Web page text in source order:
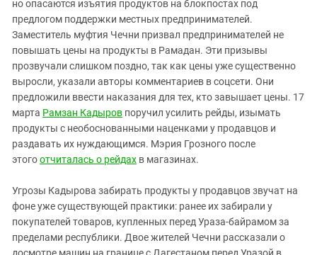
но опасаются изъятия продуктов на блокпостах под
предлогом поддержки местных предпринимателей.
Заместитель муфтия Чечни призвал предпринимателей не
повышать цены на продукты в Рамадан. Эти призывы
прозвучали слишком поздно, так как цены уже существенно
выросли, указали авторы комментариев в соцсети. Они
предложили ввести наказания для тех, кто завышает цены. 17
марта Рамзан Кадыров поручил усилить рейды, изымать
продукты с необоснованными наценками у продавцов и
раздавать их нуждающимся. Мэрия Грозного после
этогоотчиталась о рейдах в магазинах.
Угрозы Кадырова забирать продукты у продавцов звучат на
фоне уже существующей практики: ранее их забирали у
покупателей товаров, купленных перед Ураза-байрамом за
пределами республики. Двое жителей Чечни рассказали о